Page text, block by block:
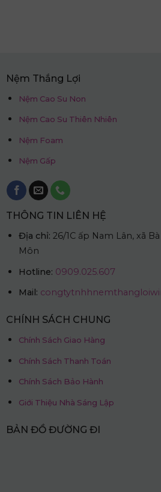
Nệm Thắng Lợi
Nệm Cao Su Non
Nệm Cao Su Thiên Nhiên
Nệm Foam
Nệm Gấp
THÔNG TIN LIÊN HỆ
Địa chỉ: 26/1C ấp Nam Lân, xã
Môn
Hotline: 0909.025.607
Mail:
CHÍNH SÁCH CHUNG
Chính Sách Giao Hàng
Chính Sách Thanh Toán
Chính Sách Bảo Hành
Giới Thiệu Nhà Sáng Lập
BẢN ĐỒ ĐƯỜNG ĐI